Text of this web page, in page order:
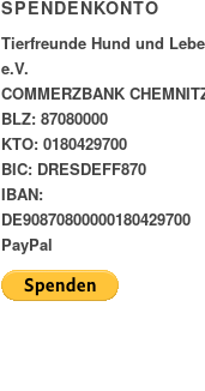
SPENDENKONTO
Tierfreunde Hund und
e.V.
COMMERZBANK
BLZ: 87080000
KTO: 0180429700
BIC: DRESDEFF870
IBAN:
DE90870800000180429700
PayPal